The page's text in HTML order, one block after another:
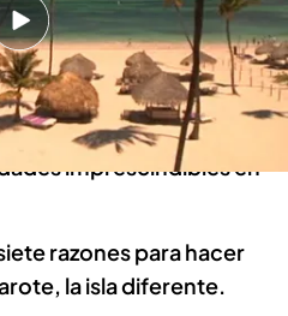
Cuatro', descubre
en República
imprescindibles en
razones para hacer
la isla diferente.